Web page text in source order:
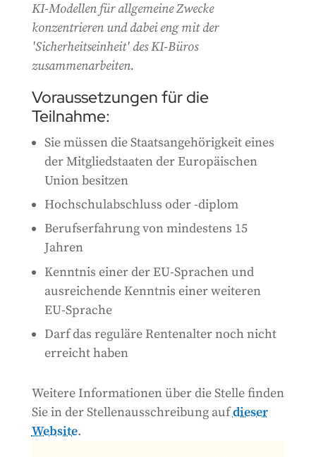
KI-Modellen für allgemeine Zwecke
konzentrieren und dabei eng mit der
'Sicherheitseinheit' des KI-Büros
zusammenarbeiten.
Voraussetzungen für die
Teilnahme:
Sie müssen die Staatsangehörigkeit eines
der Mitgliedstaaten der Europäischen
Union besitzen
Hochschulabschluss oder -diplom
Berufserfahrung von mindestens 15
Jahren
Kenntnis einer der EU-Sprachen und
ausreichende Kenntnis einer weiteren
EU-Sprache
Darf das reguläre Rentenalter noch nicht
erreicht haben
Weitere Informationen über die Stelle finden
Sie in der Stellenausschreibung aufdieser
Website.